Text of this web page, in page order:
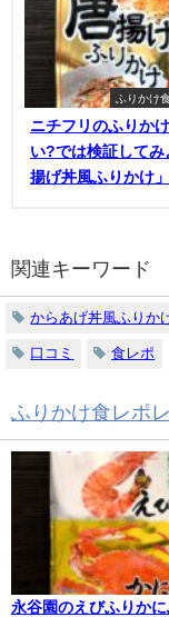
ふりかけ
ニチフリのふりか
い?では検証してみ
揚げ丼風ふりかけ」
関連キーワード
からあげ丼風ふりか
口コミ 食レポ
ふりかけ食レポ
永谷園のえびふりかに